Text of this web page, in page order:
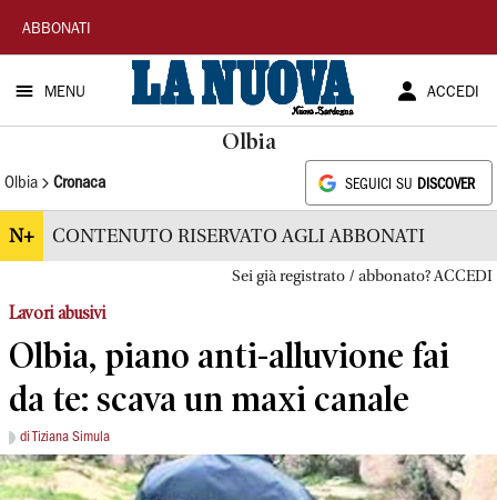
La
Nuova
Sardegna
ABBONATI
MENU ACCEDI
Olbia
Olbia Cronaca SEGUICI SU DISCOVER
N+ CONTENUTO RISERVATO AGLI ABBONATI
Sei già registrato / abbonato? ACCEDI
Lavori abusivi
Olbia, piano anti-alluvione fai
da te: scava un maxi canale
di Tiziana Simula